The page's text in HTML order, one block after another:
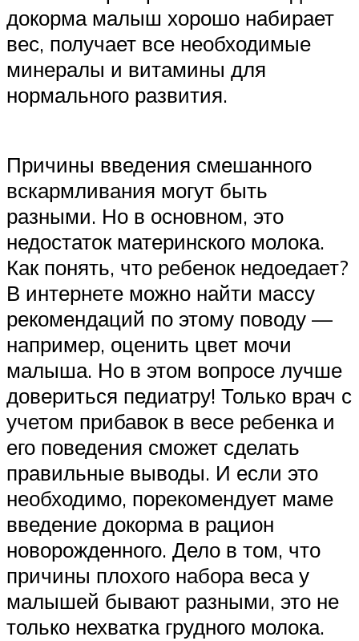
докорма малыш хорошо набирает
вес, получает все необходимые
минералы и витамины для
нормального развития.
Причины введения смешанного
вскармливания могут быть
разными. Но в основном, это
недостаток материнского молока.
Как понять, что ребенок недоедает?
В интернете можно найти массу
рекомендаций по этому поводу —
например, оценить цвет мочи
малыша. Но в этом вопросе лучше
довериться педиатру! Только врач с
учетом прибавок в весе ребенка и
его поведения сможет сделать
правильные выводы. И если это
необходимо, порекомендует маме
введение докорма в рацион
новорожденного. Дело в том, что
причины плохого набора веса у
малышей бывают разными, это не
только нехватка грудного молока.